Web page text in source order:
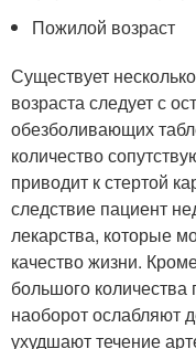
Пожилой возраст
Существует
возраста следует с
обезболивающих
количество
приводит к стертой
следствие пациент
лекарства, которые
качество жизни.
большого
наоборот ослабляют
ухудшают течение